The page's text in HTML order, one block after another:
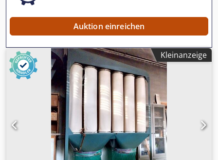
ca. 40-45 kg/h je nach spezifischem Gewicht des Material
Auktion einreichen
Kleinanzeige